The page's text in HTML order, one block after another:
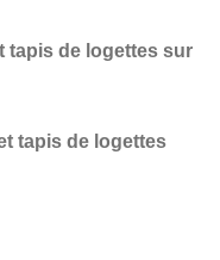
tapis de logettes sur
tapis de logettes